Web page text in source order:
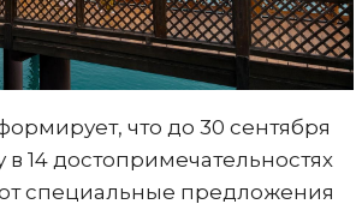
что до 30 сентября
в 14 достопримечательностях
специальные предложения